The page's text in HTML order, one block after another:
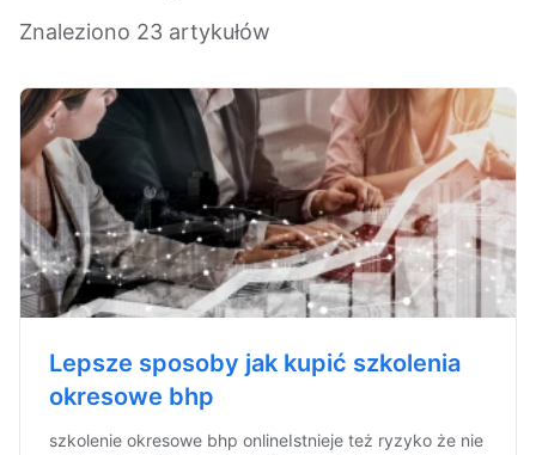
Znaleziono 23 artykułów
Lepsze sposoby jak kupić szkolenia
okresowe bhp
szkolenie okresowe bhp onlineIstnieje też ryzyko że nie